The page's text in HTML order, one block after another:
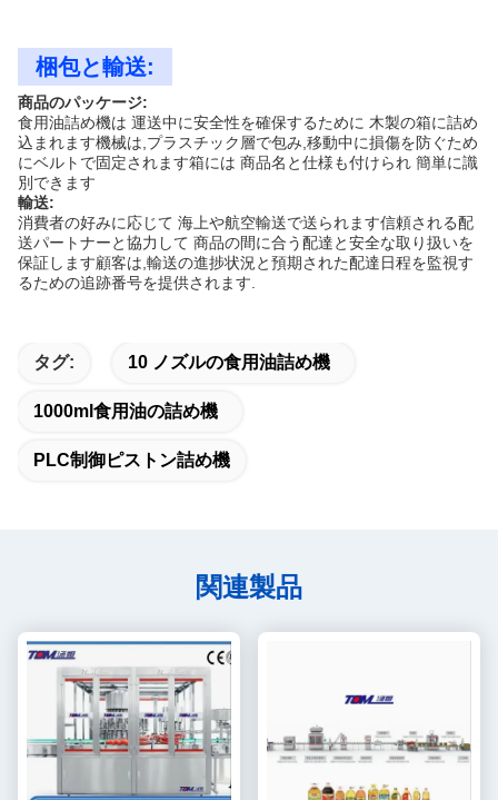
梱包と輸送:
商品のパッケージ:
食用油詰め機は 運送中に安全性を確保するために 木製の箱に詰め
込まれます機械は,プラスチック層で包み,移動中に損傷を防ぐため
にベルトで固定されます箱には 商品名と仕様も付けられ 簡単に識
別できます
輸送:
消費者の好みに応じて 海上や航空輸送で送られます信頼される配
送パートナーと協力して 商品の間に合う配達と安全な取り扱いを
保証します顧客は,輸送の進捗状況と預期された配達日程を監視す
るための追跡番号を提供されます.
タグ: 10 ノズルの食用油詰め機
1000ml食用油の詰め機
PLC制御ピストン詰め機
関連製品